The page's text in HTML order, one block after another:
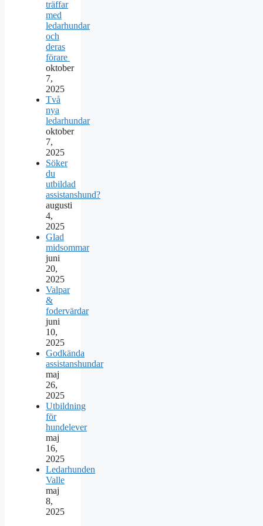
träffar
med
ledarhundar
och
deras
förare
oktober
7,
2025
Två
nya
ledarhundar
oktober
7,
2025
Söker
du
utbildad
assistanshund?
augusti
4,
2025
Glad
midsommar
juni
20,
2025
Valpar
&
fodervärdar
juni
10,
2025
Godkända
assistanshundar
maj
26,
2025
Utbildning
för
hundelever
maj
16,
2025
Ledarhunden
Valle
maj
8,
2025